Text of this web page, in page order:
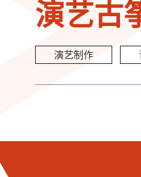
演艺古
演艺制作